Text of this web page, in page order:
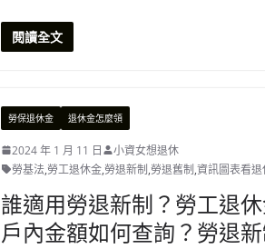
閱讀全文
勞保退休金 退休金怎麼領
2024 年 1 月 11 日
小資女想退休
勞基法,勞工退休金,勞退新制,勞退舊制,資訊圖表看退
誰適用勞退新制？勞工退
戶內金額如何查詢？勞退